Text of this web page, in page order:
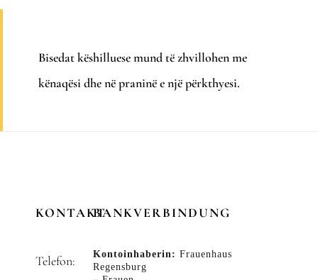
Bisedat këshilluese mund të zhvillohen me
kënaqësi dhe në praninë e një përkthyesi.
KONTAKT
Telefon:
BANKVERBINDUNG
Kontoinhaberin: Frauenhaus
Regensburg